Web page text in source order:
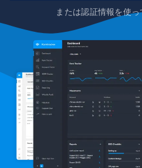
または認証情報を使っ